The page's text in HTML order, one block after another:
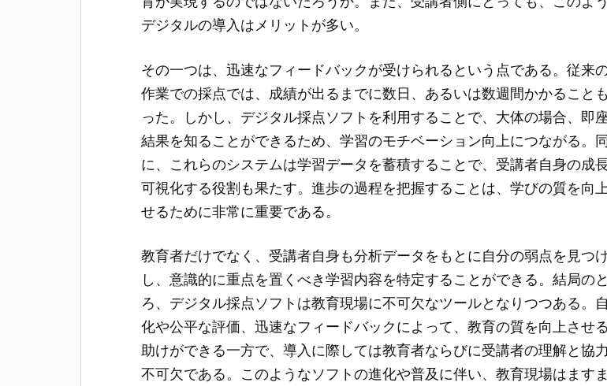
デジタルの導入はメリットが多い。
その一つは、迅速なフィードバックが受けられるという点である。従来
作業での採点では、成績が出るまでに数日、あるいは数週間かかること
った。しかし、デジタル採点ソフトを利用することで、大体の場合、即
結果を知ることができるため、学習のモチベーション向上につながる。
に、これらのシステムは学習データを蓄積することで、受講者自身の成
可視化する役割も果たす。進歩の過程を把握することは、学びの質を向
せるために非常に重要である。
教育者だけでなく、受講者自身も分析データをもとに自分の弱点を見つ
し、意識的に重点を置くべき学習内容を特定することができる。結局の
ろ、デジタル採点ソフトは教育現場に不可欠なツールとなりつつある。
化や公平な評価、迅速なフィードバックによって、教育の質を向上させ
助けができる一方で、導入に際しては教育者ならびに受講者の理解と協
不可欠である。このようなソフトの進化や普及に伴い、教育現場はます